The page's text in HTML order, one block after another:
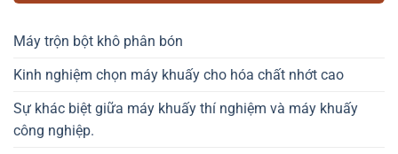
Máy trộn bột khô phân bón
Kinh nghiệm chọn máy khuấy cho hóa chất nhớt cao
Sự khác biệt giữa máy khuấy thí nghiệm và máy khuấy
công nghiệp.